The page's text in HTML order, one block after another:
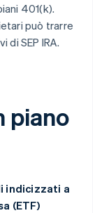
401(k).
può trarre
SEP IRA.
piano
indicizzati a
(ETF)